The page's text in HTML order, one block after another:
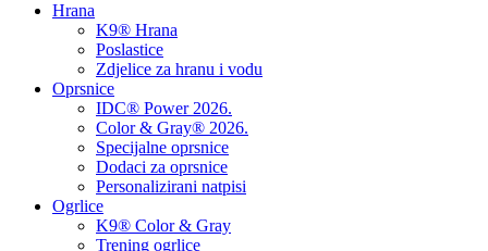
Hrana
K9® Hrana
Poslastice
Zdjelice za hranu i vodu
Oprsnice
IDC® Power 2026.
Color & Gray® 2026.
Specijalne oprsnice
Dodaci za oprsnice
Personalizirani natpisi
Ogrlice
K9® Color & Gray
Trening ogrlice